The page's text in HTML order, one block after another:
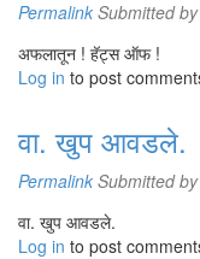
Permalink Submitted by
अफलातून ! हॅट्स ऑफ !
Log in to post
वा. खुप आवडले.
Permalink Submitted by
वा. खुप आवडले.
Log in to post